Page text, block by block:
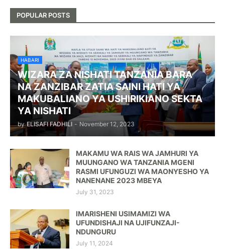
POPULAR POSTS
HABARI
WIZARA ZA NISHATI TANZANIA BARA
NA ZANZIBAR ZATIA SAINI HATI YA
MAKUBALIANO YA USHIRIKIANO SEKTA
YA NISHATI
by ELISAFI FADHILI - November 12, 2023
MAKAMU WA RAIS WA JAMHURI YA
MUUNGANO WA TANZANIA MGENI
RASMI UFUNGUZI WA MAONYESHO YA
NANENANE 2023 MBEYA
July 31, 2023
IMARISHENI USIMAMIZI WA
UFUNDISHAJI NA UJIFUNZAJI-
NDUNGURU
July 11, 2024